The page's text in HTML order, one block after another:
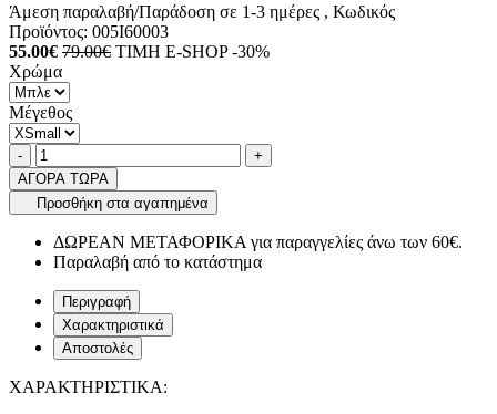
Άμεση παραλαβή/Παράδοση σε 1-3 ημέρες , Κωδικός
Προϊόντος: 005I60003
55.00€ 79.00€ ΤΙΜΗ E-SHOP -30%
Χρώμα
Μέγεθος
Ποσότητα
-product.increase.quantity +
ΑΓΟΡΑ ΤΩΡΑ
Προσθήκη στα αγαπημένα
ΔΩΡΕΑΝ ΜΕΤΑΦΟΡΙΚΑ για παραγγελίες άνω των 60€.
Παραλαβή από το κατάστημα
Περιγραφή
Χαρακτηριστικά
Αποστολές
ΧΑΡΑΚΤΗΡΙΣΤΙΚΑ: